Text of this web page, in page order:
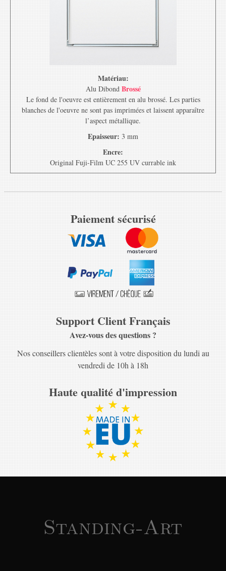
Matériau:
Alu Dibond Brossé
Le fond de l'oeuvre est entièrement en alu brossé. Les parties
blanches de l'oeuvre ne sont pas imprimées et laissent apparaître
l’aspect métallique.
Epaisseur: 3 mm
Encre:
Original Fuji-Film UC 255 UV currable ink
Paiement sécurisé
Support Client Français
Avez-vous des questions ?
Nos conseillers clientèles sont à votre disposition du lundi au
vendredi de 10h à 18h
Haute qualité d'impression
Standing-Art